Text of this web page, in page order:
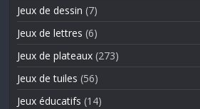
Jeux de dessin (7)
Jeux de lettres (6)
Jeux de plateaux (273)
Jeux de tuiles (56)
Jeux éducatifs (14)